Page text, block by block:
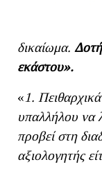
δικαίωμα.
εκάστου».
« 1.
υπαλλήλου να
προβεί στη
αξιολογητής